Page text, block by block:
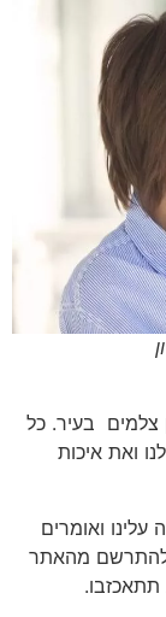
צלמים בעיר. כל
ואת איכות
עלינו ואומרים
מהאתר
תתאכזבו.